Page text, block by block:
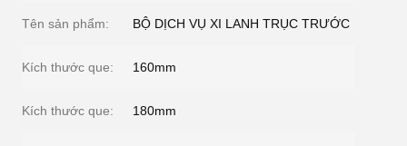
Tên sản phẩm: BỘ DỊCH VỤ XI LANH TRỤC TRƯỚC
Kích thước que: 160mm
Kích thước que: 180mm